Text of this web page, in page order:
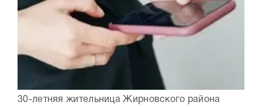
30-летняя жительница Жирновского района